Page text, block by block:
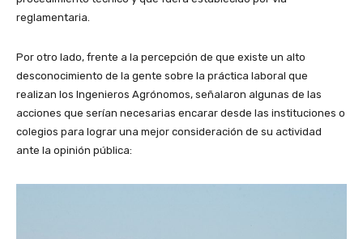
reglamentaria.
Por otro lado, frente a la percepción de que existe un alto
desconocimiento de la gente sobre la práctica laboral que
realizan los Ingenieros Agrónomos, señalaron algunas de las
acciones que serían necesarias encarar desde las instituciones o
colegios para lograr una mejor consideración de su actividad
ante la opinión pública: